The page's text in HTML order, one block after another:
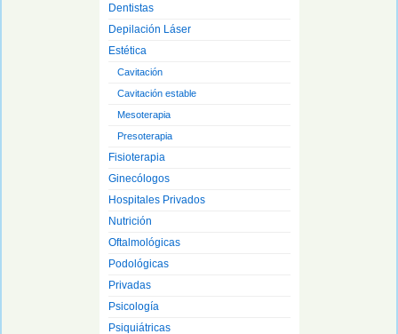
Dentistas
Depilación Láser
Estética
Cavitación
Cavitación estable
Mesoterapia
Presoterapia
Fisioterapia
Ginecólogos
Hospitales Privados
Nutrición
Oftalmológicas
Podológicas
Privadas
Psicología
Psiquiátricas